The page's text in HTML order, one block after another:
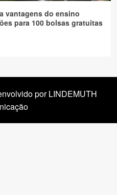
vantagens do ensino
para 100 bolsas gratuitas
por LINDEMUTH